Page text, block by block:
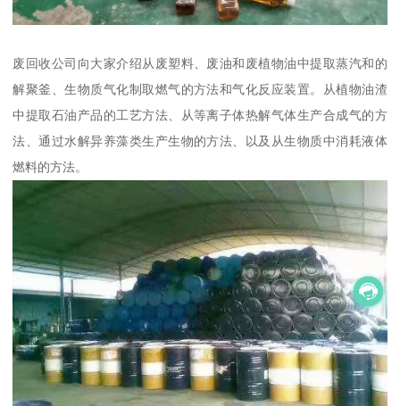
废回收公司向大家介绍从废塑料、废油和废植物油中提取蒸汽和的
解聚釜、生物质气化制取燃气的方法和气化反应装置。从植物油渣
中提取石油产品的工艺方法、从等离子体热解气体生产合成气的方
法、通过水解异养藻类生产生物的方法、以及从生物质中消耗液体
燃料的方法。